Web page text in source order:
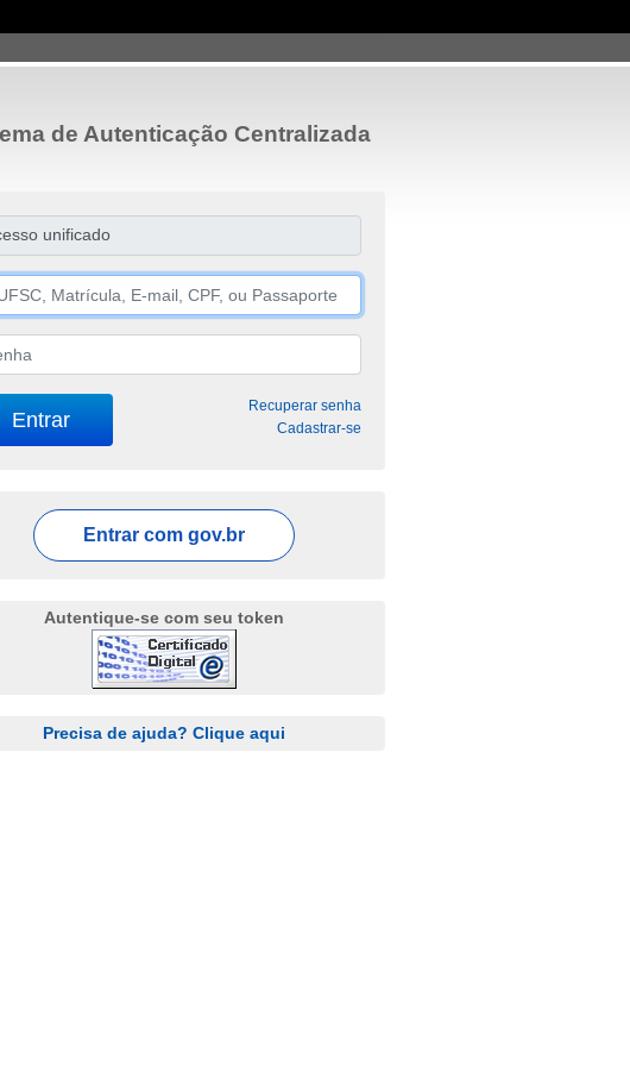
de Autenticação Centralizada
unificado
Recuperar senha
Cadastrar-se
Entrar com gov.br
Autentique-se com seu token
Precisa de ajuda? Clique aqui